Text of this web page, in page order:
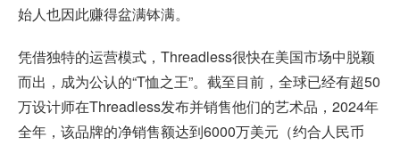
始人也因此赚得盆满钵满。
凭借独特的运营模式，Threadless很快在美国市场中脱颖
而出，成为公认的“T恤之王”。截至目前，全球已经有超50
万设计师在Threadless发布并销售他们的艺术品，2024年
全年，该品牌的净销售额达到6000万美元（约合人民币